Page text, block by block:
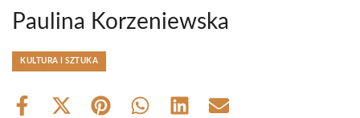
Paulina Korzeniewska
KULTURA I SZTUKA
Share
Share Share Share Share Share